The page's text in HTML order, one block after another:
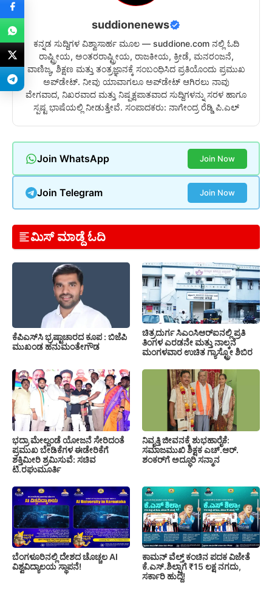
suddionenews
ಕನ್ನಡ ಸುದ್ದಿಗಳ ವಿಶ್ವಾಸಾರ್ಹ ಮೂಲ — suddione.com ನಲ್ಲಿ ಓದಿ
ರಾಷ್ಟ್ರೀಯ, ಅಂತರರಾಷ್ಟ್ರೀಯ, ರಾಜಕೀಯ, ಕ್ರೀಡೆ, ಮನರಂಜನೆ,
ವಾಣಿಜ್ಯ, ಶಿಕ್ಷಣ ಮತ್ತು ತಂತ್ರಜ್ಞಾನಕ್ಕೆ ಸಂಬಂಧಿಸಿದ ಪ್ರತಿಯೊಂದು ಪ್ರಮುಖ
ಅಪ್‌ಡೇಟ್. ನೀವು ಯಾವಾಗಲೂ ಅಪ್‌ಡೇಟ್ ಆಗಿರಲು ನಾವು
ವೇಗವಾದ, ನಿಖರವಾದ ಮತ್ತು ನಿಷ್ಪಕ್ಷಪಾತವಾದ ಸುದ್ದಿಗಳನ್ನು ಸರಳ ಹಾಗೂ
ಸ್ಪಷ್ಟ ಭಾಷೆಯಲ್ಲಿ ನೀಡುತ್ತೇವೆ. ಸಂಪಾದಕರು: ನಾಗೇಂದ್ರ ರೆಡ್ಡಿ ಪಿ.ಎಲ್
Join WhatsApp Join Now
Join Telegram Join Now
ಮಿಸ್ ಮಾಡ್ದೆ ಓದಿ
ಕೆಪಿಎಸ್‍ಸಿ ಭ್ರಷ್ಟಾಚಾರದ ಕೂಪ : ಬಿಜೆಪಿ
ಮುಖಂಡ ಹನುಮಂತೇಗೌಡ
ಚಿತ್ರದುರ್ಗ ಸಿಎಂಸಿಆರ್‍ಐನಲ್ಲಿ ಪ್ರತಿ
ತಿಂಗಳ ಎರಡನೇ ಮತ್ತು ನಾಲ್ಕನೆ
ಮಂಗಳವಾರ ಉಚಿತ ಗ್ಯಾಸ್ಟ್ರೋ ಶಿಬಿರ
ಭದ್ರಾ ಮೇಲ್ದಂಡೆ ಯೋಜನೆ ಸೇರಿದಂತೆ
ಪ್ರಮುಖ ಬೇಡಿಕೆಗಳ ಈಡೇರಿಕೆಗೆ
ಶಕ್ತಿಮೀರಿ ಶ್ರಮಿಸುವೆ: ಸಚಿವ
ಟಿ.ರಘುಮೂರ್ತಿ
ನಿವೃತ್ತಿ ಜೀವನಕ್ಕೆ ಶುಭಹಾರೈಕೆ:
ಸಮಾಜಮುಖಿ ಶಿಕ್ಷಕ ಎಚ್.ಆರ್.
ಶಂಕರ್‌ಗೆ ಅದ್ಧೂರಿ ಸನ್ಮಾನ
ಬೆಂಗಳೂರಿನಲ್ಲಿ ದೇಶದ ಚೊಚ್ಚಲ AI
ವಿಶ್ವವಿದ್ಯಾಲಯ ಸ್ಥಾಪನೆ!
ಕಾಮನ್ ವೆಲ್ತ್ ಕಂಚಿನ ಪದಕ ವಿಜೇತೆ
ಕೆ.ಎಸ್.ಶಿಲ್ಪಾಗೆ ₹15 ಲಕ್ಷ ನಗದು,
ಸರ್ಕಾರಿ ಹುದ್ದೆ!